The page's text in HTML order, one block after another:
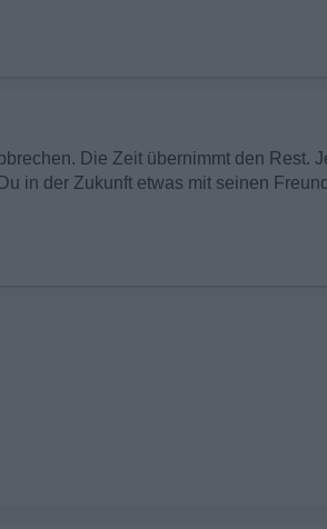
Die Zeit übernimmt den Rest.
in der Zukunft etwas mit seinen